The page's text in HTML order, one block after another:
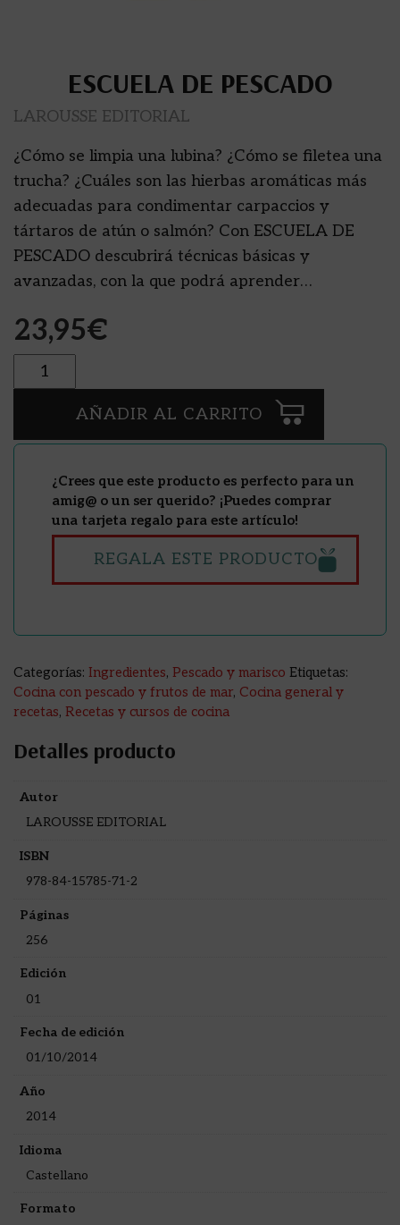
ESCUELA DE PESCADO
LAROUSSE EDITORIAL
¿Cómo se limpia una lubina? ¿Cómo se filetea una
trucha? ¿Cuáles son las hierbas aromáticas más
adecuadas para condimentar carpaccios y
tártaros de atún o salmón? Con ESCUELA DE
PESCADO descubrirá técnicas básicas y
avanzadas, con la que podrá aprender…
23,95€
Cantidad
AÑADIR AL CARRITO
¿Crees que este producto es perfecto para un
amig@ o un ser querido? ¡Puedes comprar
una tarjeta regalo para este artículo!
REGALA ESTE PRODUCTO
Categorías: Ingredientes, Pescado y marisco Etiquetas:
Cocina con pescado y frutos de mar, Cocina general y
recetas, Recetas y cursos de cocina
Detalles producto
Autor
LAROUSSE EDITORIAL
ISBN
978-84-15785-71-2
Páginas
256
Edición
01
Fecha de edición
01/10/2014
Año
2014
Idioma
Castellano
Formato